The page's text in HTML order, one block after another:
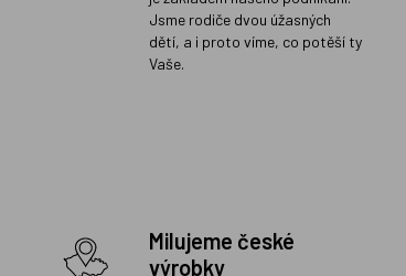
Jsme rodiče dvou úžasných
dětí, a i proto víme, co potěší ty
Vaše.
Milujeme české
výrobky